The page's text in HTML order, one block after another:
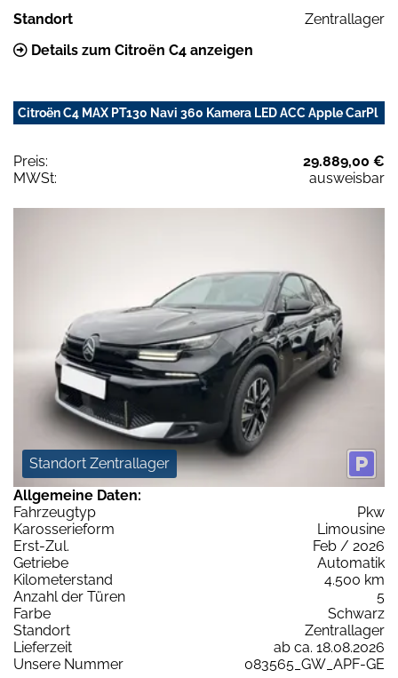
Standort
Zentrallager
Details zum Citroën C4 anzeigen
Citroën C4 MAX PT130 Navi 360 Kamera LED ACC Apple CarPl
Preis:
29.889,00 €
MWSt:
ausweisbar
Standort Zentrallager
Allgemeine Daten:
Fahrzeugtyp
Pkw
Karosserieform
Limousine
Erst-Zul.
Feb / 2026
Getriebe
Automatik
Kilometerstand
4.500 km
Anzahl der Türen
5
Farbe
Schwarz
Standort
Zentrallager
Lieferzeit
ab ca. 18.08.2026
Unsere Nummer
083565_GW_APF-GE